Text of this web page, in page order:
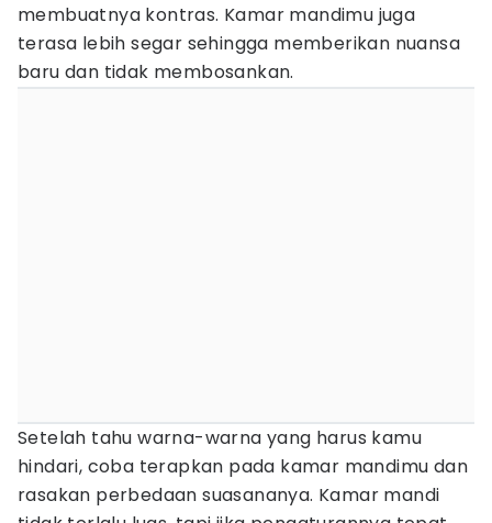
membuatnya kontras. Kamar mandimu juga
terasa lebih segar sehingga memberikan nuansa
baru dan tidak membosankan.
Setelah tahu warna-warna yang harus kamu
hindari, coba terapkan pada kamar mandimu dan
rasakan perbedaan suasananya. Kamar mandi